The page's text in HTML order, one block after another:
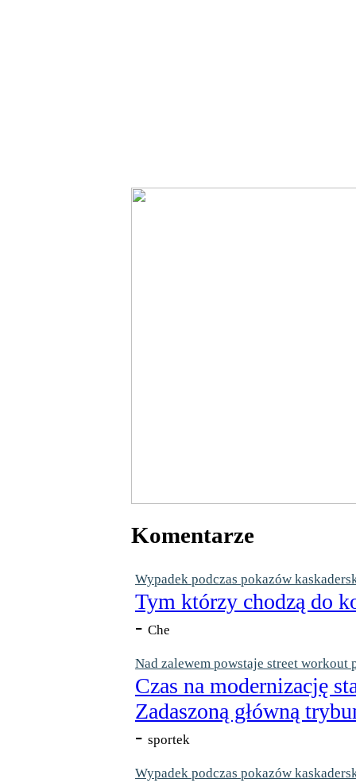
Komentarze
Wypadek podczas pokazów
Tym którzy chodzą do
- Che
Nad zalewem powstaje street workout
Czas na modernizację
Zadaszoną główną
- sportek
Wypadek podczas pokazów